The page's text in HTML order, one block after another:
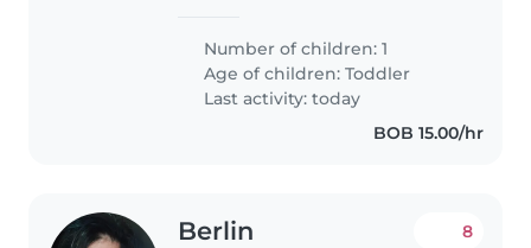
cuide de nuestro hijo por el
Number of children: 1
Age of children:Toddler
Last activity: today
BOB 15.00/hr
Berlin 8